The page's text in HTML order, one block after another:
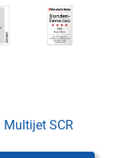
SCR